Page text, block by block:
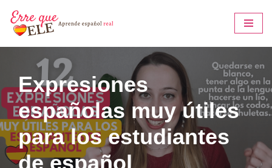
Saltar
al
contenido
Expresiones
españolas muy útiles
para los estudiantes
de español